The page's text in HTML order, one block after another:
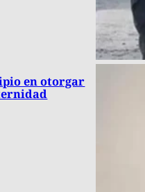
en otorgar